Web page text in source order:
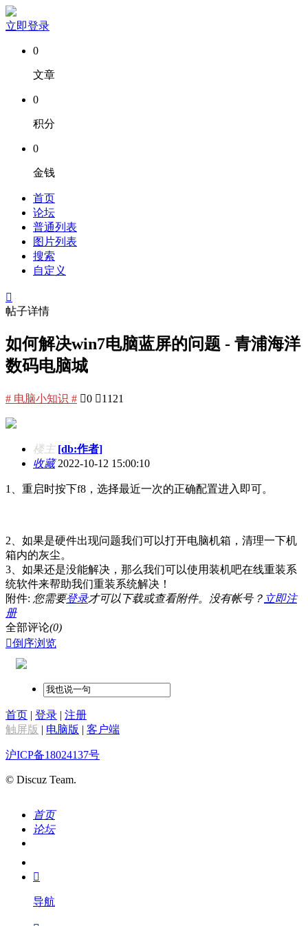
立即登录
0
文章
0
积分
0
金钱
首页
论坛
普通列表
图片列表
搜索
自定义

帖子详情
如何解决win7电脑蓝屏的问题 - 青浦海洋
数码电脑城
# 电脑小知识 # 0 1121
楼主 [db:作者]
收藏2022-10-12 15:00:10
1、重启时按下f8，选择最近一次的正确配置进入即可。
2、如果是硬件出现问题我们可以打开电脑机箱，清理一下机
箱内的灰尘。
3、如果还是没能解决，那么我们可以使用装机吧在线重装系
统软件来帮助我们重装系统解决！
附件: 您需要登录才可以下载或查看附件。没有帐号？ 立即注
册
全部评论(0)
倒序浏览
首页 | 登录 | 注册
触屏版 | 电脑版 | 客户端
沪ICP备18024137号
© Discuz Team.
首页
论坛
我的

导航